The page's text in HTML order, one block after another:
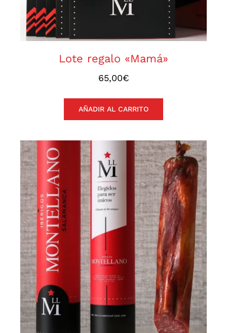
Lote regalo «Mamá»
65,00€
AÑADIR AL CARRITO
Caña de Lomo de Bellota
100% Ibérico (1/2 Tubo regalo)